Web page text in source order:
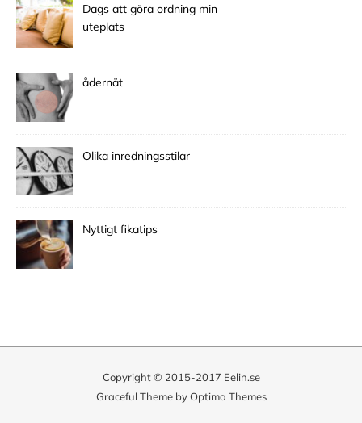
Dags att göra ordning min
uteplats
ådernät
Olika inredningsstilar
Nyttigt fikatips
Copyright © 2015-2017 Eelin.se
Graceful Theme byOptima Themes